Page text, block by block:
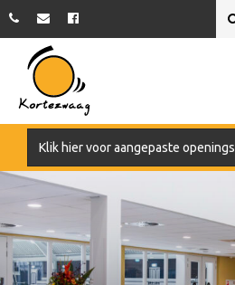
Klik hier voor aangepaste